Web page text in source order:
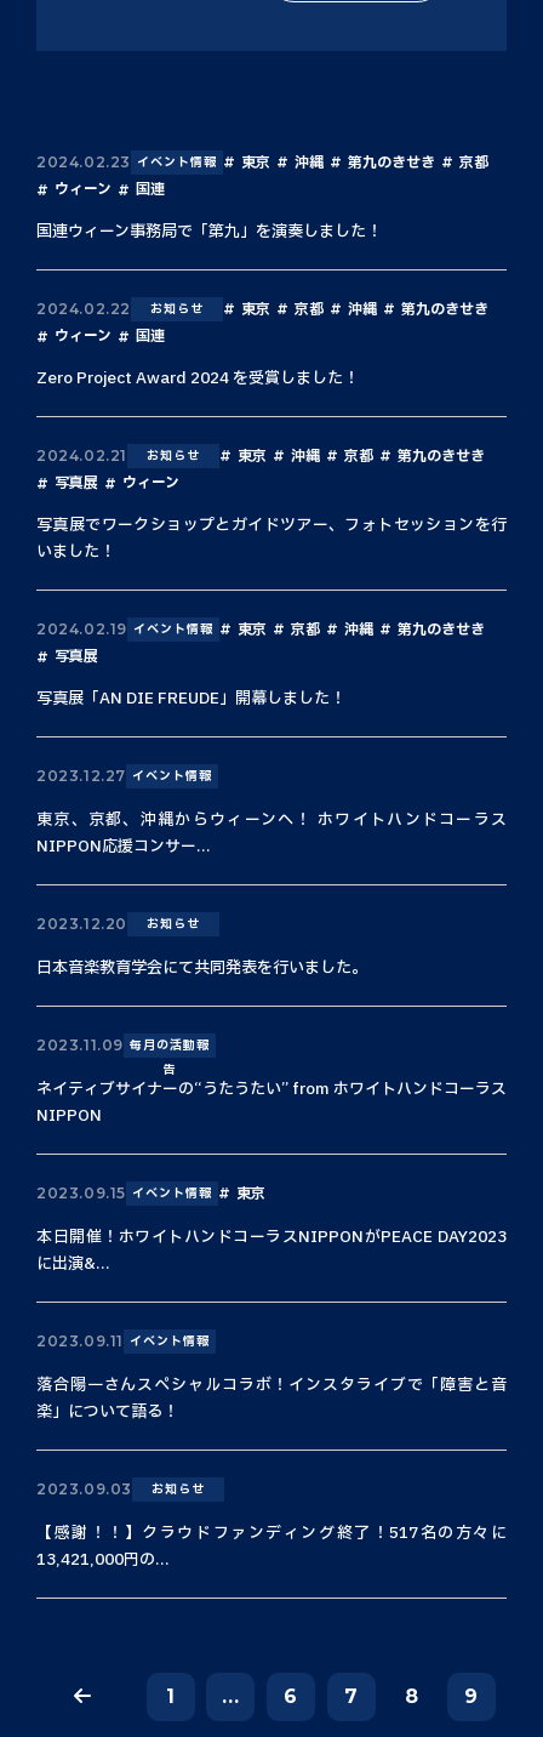
2024.02.23 イベント情報 東京 沖縄 第九のきせき
京都
ウィーン
国連
国連ウィーン事務局で「第九」を演奏しました！
2024.02.22 お知らせ 東京 京都 沖縄
第九のきせき
ウィーン
国連
Zero Project Award 2024 を受賞しました！
2024.02.21 お知らせ 東京 沖縄 京都
第九のきせき
写真展
ウィーン
写真展でワークショップとガイドツアー、フォトセッションを行
いました！
2024.02.19 イベント情報 東京 京都 沖縄
第九のきせき
写真展
写真展「AN DIE FREUDE」開幕しました！
2023.12.27 イベント情報
東京、京都、沖縄からウィーンへ！ ホワイトハンドコーラス
NIPPON応援コンサー...
2023.12.20 お知らせ
日本音楽教育学会にて共同発表を行いました。
2023.11.09 毎月の活動報
告
ネイティブサイナーの“うたうたい” from ホワイトハンドコーラス
NIPPON
2023.09.15 イベント情報 東京
本日開催！ホワイトハンドコーラスNIPPONがPEACE DAY2023
に出演&...
2023.09.11 イベント情報
落合陽一さんスペシャルコラボ！インスタライブで「障害と音
楽」について語る！
2023.09.03 お知らせ
【感謝！！】クラウドファンディング終了！517名の方々に
13,421,000円の...
1 ... 6 7 8 9